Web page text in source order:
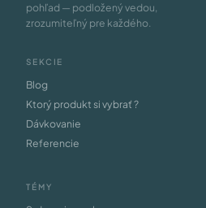
pohľad — podložený vedou,
zrozumiteľný pre každého.
SEKCIE
Blog
Ktorý produkt si vybrať ?
Dávkovanie
Referencie
TÉMY